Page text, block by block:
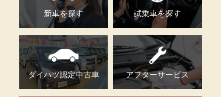
新車を探す 試乗車を探す
ダイハツ認定中古車 アフターサービス